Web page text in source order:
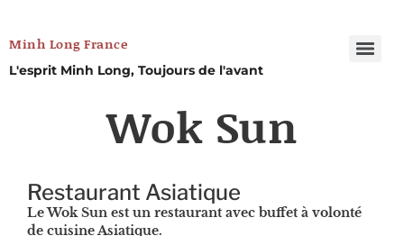
Minh Long France
L'esprit Minh Long, Toujours de l'avant
Wok Sun
Restaurant Asiatique
Le Wok Sun est un restaurant avec buffet à volonté
de cuisine Asiatique.